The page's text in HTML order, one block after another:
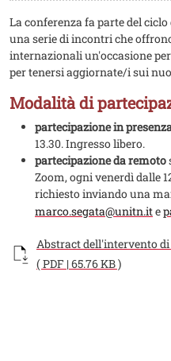
La conferenza fa parte del ciclo
una serie di incontri che
internazionali un'occasione
per tenersi aggiornate/i sui
Modalità di
partecipazione in
13.30. Ingresso libero.
partecipazione da remoto
Zoom, ogni venerdì dalle
richiesto inviando una
marco.segata@unitn.ite
Documento
Abstract dell'intervento di
( PDF | 65.76 KB )